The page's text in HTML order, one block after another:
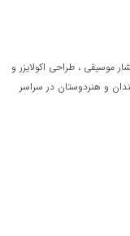
موسیقی ، طراحی اکولایزر و
و هنردوستان در سراسر